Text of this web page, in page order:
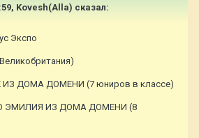
Kovesh(Alla) сказал:
Экспо
ДОМА ДОМЕНИ (7 юниров в классе)
ЭМИЛИЯ ИЗ ДОМА ДОМЕНИ (8